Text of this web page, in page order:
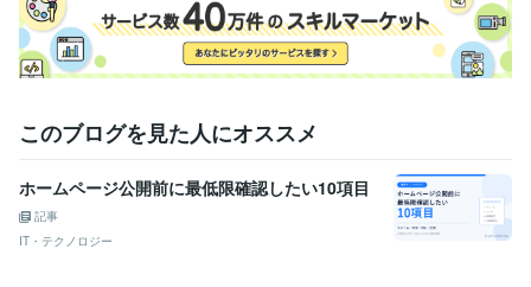
このブログを見た人にオススメ
ホームページ公開前に最低限確認したい10項目
記事
IT・テクノロジー